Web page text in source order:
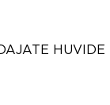
HUVIDE